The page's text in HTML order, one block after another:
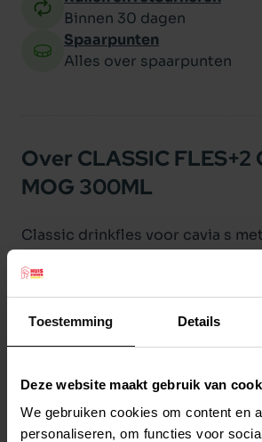
Toestemming Details
Deze website maakt gebruik van
We gebruiken cookies om content en
personaliseren, om functies voor
Binnen 30 dagen
Spaarpunten
Alles over spaarpunten
Over CLASSIC FLES+2
MOG 300ML
Classic drinkfles voor cavia s
Elke
2 weken
Elke